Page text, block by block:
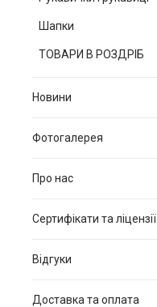
Шапки
ТОВАРИ В РОЗДРІБ
Новини
Фотогалерея
Про нас
Сертифікати та ліцензії
Відгуки
Доставка та оплата